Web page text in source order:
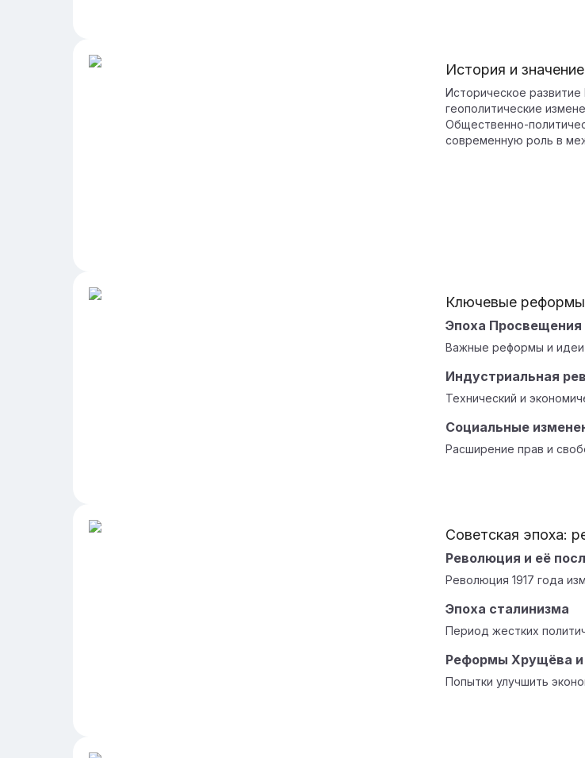
История и
Историческое
геополитические
Общественно-
современную роль в
Ключевые
Эпоха Просвещения
Важные реформы и
Индустриальная
Технический и
Социальные
Расширение прав и
Советская эпоха:
Революция и её
Революция 1917 года
Эпоха сталинизма
Период жестких
Реформы Хрущёва
Попытки улучшить